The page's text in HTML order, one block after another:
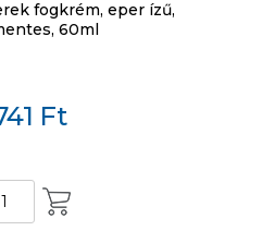
fogkrém, eper ízű,
60ml
Ft